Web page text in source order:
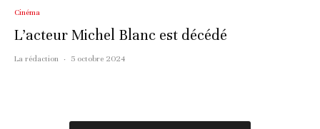
Cinéma
L’acteur Michel Blanc est décédé
La rédaction · 5 octobre 2024